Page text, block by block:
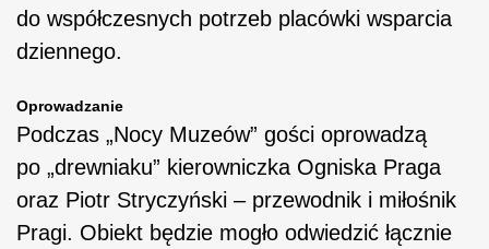
do współczesnych potrzeb placówki wsparcia
dziennego.
Oprowadzanie
Podczas „Nocy Muzeów” gości oprowadzą
po „drewniaku” kierowniczka Ogniska Praga
oraz Piotr Stryczyński – przewodnik i miłośnik
Pragi. Obiekt będzie mogło odwiedzić łącznie